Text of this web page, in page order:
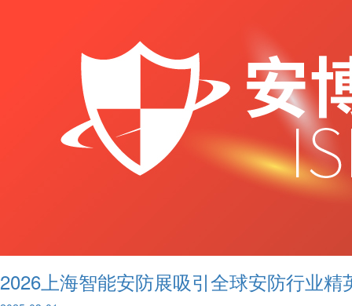
2026上海智能安防展吸引全球安防行业精